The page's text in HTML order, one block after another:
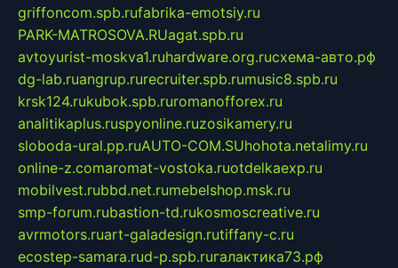
griffoncom.spb.rufabrika-emotsiy.ru
PARK-MATROSOVA.RUagat.spb.ru
avtoyurist-moskva1.ruhardware.org.ruсхема-авто.рф
dg-lab.ruangrup.rurecruiter.spb.rumusic8.spb.ru
krsk124.rukubok.spb.ruromanofforex.ru
analitikaplus.ruspyonline.ruzosikamery.ru
sloboda-ural.pp.ruAUTO-COM.SUhohota.netalimy.ru
online-z.comaromat-vostoka.ruotdelkaexp.ru
mobilvest.rubbd.net.rumebelshop.msk.ru
smp-forum.rubastion-td.rukosmoscreative.ru
avrmotors.ruart-galadesign.rutiffany-c.ru
ecostep-samara.rud-p.spb.ruгалактика73.рф